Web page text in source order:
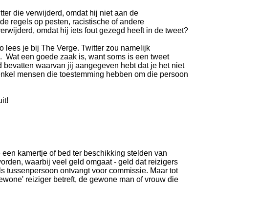
die verwijderd, omdat hij niet aan de
regels op pesten, racistische of andere
omdat hij iets fout gezegd heeft in de tweet?
lees je bij The Verge. Twitter zou namelijk
een goede zaak is, want soms is een tweet
waarvan jij aangegeven hebt dat je het niet
mensen die toestemming hebben om die persoon
kamertje of bed ter beschikking stelden van
waarbij veel geld omgaat - geld dat reizigers
tussenpersoon ontvangt voor commissie. Maar tot
reiziger betreft, de gewone man of vrouw die